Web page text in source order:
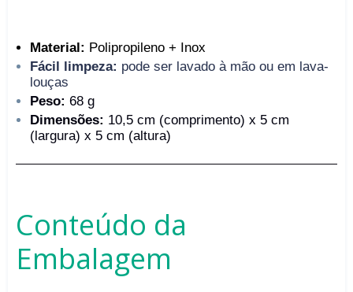
Material: Polipropileno + Inox
Fácil limpeza: pode ser lavado à mão ou em lava-
louças
Peso: 68 g
Dimensões: 10,5 cm (comprimento) x 5 cm
(largura) x 5 cm (altura)
Conteúdo da
Embalagem